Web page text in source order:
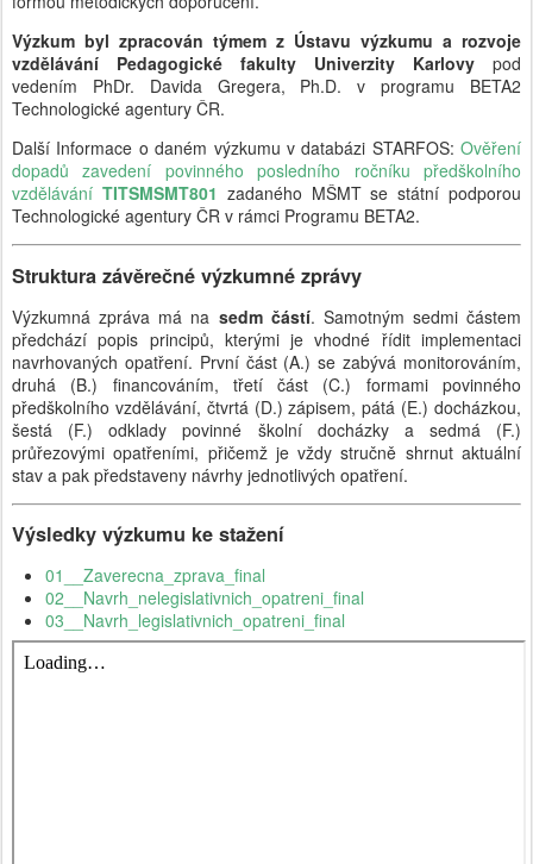
Výzkum byl zpracován týmem z Ústavu výzkumu a rozvoje
vzdělávání Pedagogické fakulty Univerzity Karlovy pod
vedením PhDr. Davida Gregera, Ph.D. v programu BETA2
Technologické agentury ČR.
Další Informace o daném výzkumu v databázi STARFOS: Ověření
dopadů zavedení povinného posledního ročníku předškolního
vzdělávání TITSMSMT801 zadaného MŠMT se státní podporou
Technologické agentury ČR v rámci Programu BETA2.
Struktura závěrečné výzkumné zprávy
Výzkumná zpráva má na sedm částí. Samotným sedmi částem
předchází popis principů, kterými je vhodné řídit implementaci
navrhovaných opatření. První část (A.) se zabývá monitorováním,
druhá (B.) financováním, třetí část (C.) formami povinného
předškolního vzdělávání, čtvrtá (D.) zápisem, pátá (E.) docházkou,
šestá (F.) odklady povinné školní docházky a sedmá (F.)
průřezovými opatřeními, přičemž je vždy stručně shrnut aktuální
stav a pak představeny návrhy jednotlivých opatření.
Výsledky výzkumu ke stažení
01__Zaverecna_zprava_final
02__Navrh_nelegislativnich_opatreni_final
03__Navrh_legislativnich_opatreni_final